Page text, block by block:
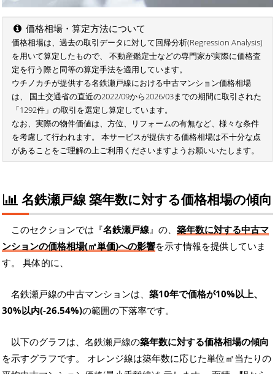
価格相場・算定方法について
価格相場は、過去の取引データに対して回帰分析(Regression Analysis)
を用いて算定したもので、 不動産鑑定士などの専門家が実際に価格査
定を行う際と同等の算定手法を適用しています。
ウチノカチが提供する名鉄瀬戸線における中古マンション価格相場
は、 国土交通省の直近の2022/09から2026/03までの期間に取引された
「1292件」の取引を選定し算定しています。
なお、実際の物件価値は、方位、リフォームの有無など、様々な条件
を考慮して行われます。 本サービスが提供する価格相場は不十分な点
があることをご理解の上ご利用くださいますようお願いいたします。
名鉄瀬戸線 築年数に対する価格相場の傾向
このセクションでは『名鉄瀬戸線』の、 築年数に対する中古マ
ンションの価格相場(㎡単価)への影響を示す情報を提供していま
す。 具体的に、
名鉄瀬戸線の中古マンションは、 築10年で価格が10%以上、
30%以内(-26.54%)の範囲の下落率です。
以下のグラフは、名鉄瀬戸線の築年数に対する価格相場の傾向
を示すグラフです。 オレンジ線は築年数に応じた単位㎡当たりの